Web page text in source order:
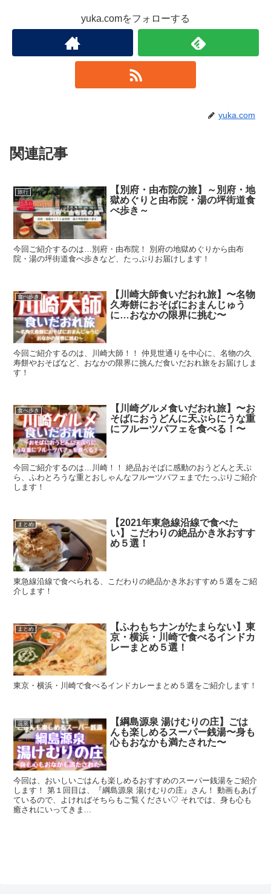
yuka.comをフォローする
yuka.com
関連記事
旅行
【別府・由布院の旅】～別府・地
獄めぐりと由布院・湯の坪街道食
べ歩き～
今回ご紹介するのは…別府・由布院！ 別府の地獄めぐりから由布
院・湯の坪街道食べ歩きなど、たっぷりお届けします！
食べ歩き
【川崎大師食いだおれ旅】〜名物
久寿餅におそばにおまんじゅう
に…おなかの限界に挑む〜
今回ご紹介するのは、川崎大師！！ 仲見世通りを中心に、名物の久
寿餅やおそばなど、おなかの限界に挑んだ食いだおれ旅をお届けしま
す！
食べ歩き
【川崎グルメ食いだおれ旅】〜お
そばにおうどんに天ぷらにうな重
にフルーツパフェを食べる！〜
今回ご紹介するのは…川崎！！ 絶品おそばに感動のおうどんと天ぷ
ら、ふわとろうな重とおしゃんなフルーツパフェまでたっぷりご紹介
します！
まとめ
【2021年東急線沿線で食べた
い】こだわりの絶品かき氷おすす
め５選！
東急線沿線で食べられる、こだわりの絶品かき氷おすすめ５選をご紹
介します！
まとめ
【ふわもちナンがたまらない】東
京・横浜・川崎で食べるインドカ
レーまとめ５選！
東京・横浜・川崎で食べるインドカレーまとめ５選をご紹介します！
温泉
【綱島源泉 湯けむりの庄】ごは
んも楽しめるスーパー銭湯〜身も
心もおなかも満たされた〜
今回は、おいしいごはんも楽しめるおすすめのスーパー銭湯をご紹介
します！ 第１回目は、『綱島源泉 湯けむりの庄』さん！ 動画もあげ
ているので、よければそちらもご覧ください♡ それでは、身も心も
癒されにいってきま...